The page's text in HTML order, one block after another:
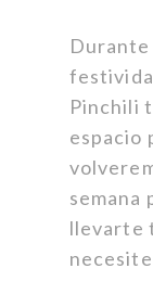
Durante
Pinchili
espacio
semana
llevarte